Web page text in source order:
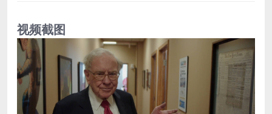
视频截图